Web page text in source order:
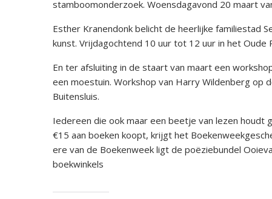
stamboomonderzoek. Woensdagavond 20 maart
Esther Kranendonk belicht de heerlijke familiestad
kunst. Vrijdagochtend 10 uur tot 12 uur in het Oude
En ter afsluiting in de staart van maart een
een moestuin. Workshop van Harry Wildenberg op
Buitensluis.
Iedereen die ook maar een beetje van lezen houdt
€15 aan boeken koopt, krijgt het
ere van de Boekenweek ligt de poëziebundel
boekwinkels